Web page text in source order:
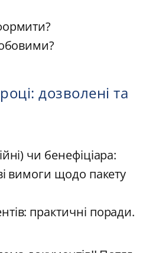
дозволені та
чи бенефіціара:
вимоги щодо пакету
практичні поради.